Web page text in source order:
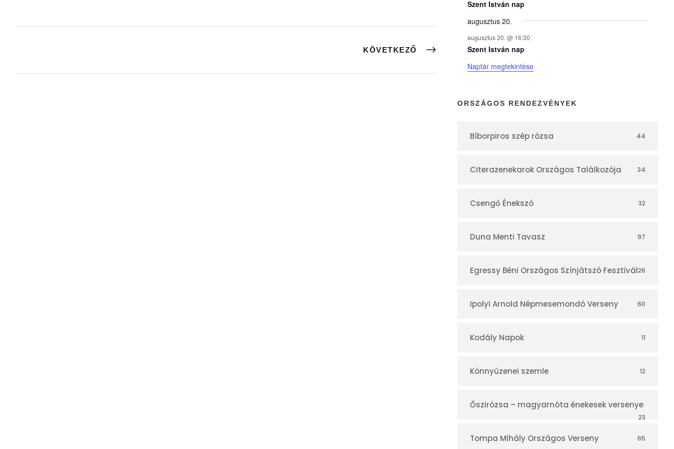
KÖVETKEZŐ
y
e
k
n
a
á
r
Szent István nap
augusztus 20.
augusztus 20. @ 16:30
Szent István nap
Naptár megtekintése
ORSZÁGOS RENDEZVÉNYEK
Bíborpiros szép rózsa 44
Citerazenekarok Országos Találkozója 34
Csengő Énekszó 32
Duna Menti Tavasz 97
Egressy Béni Országos Színjátszó Fesztivál26
Ipolyi Arnold Népmesemondó Verseny 60
Kodály Napok 11
Könnyűzenei szemle 12
Őszirózsa – magyarnóta énekesek versenye
23
Tompa Mihály Országos Verseny 65